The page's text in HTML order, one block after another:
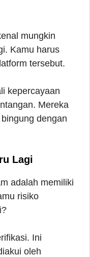
mungkin
Kamu harus
tersebut.
kepercayaan
Mereka
dengan
Lagi
adalah memiliki
risiko
Ini
oleh